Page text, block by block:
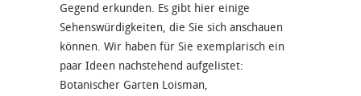
Gegend erkunden. Es gibt hier einige
Sehenswürdigkeiten, die Sie sich anschauen
können. Wir haben für Sie exemplarisch ein
paar Ideen nachstehend aufgelistet:
Botanischer Garten Loisman,